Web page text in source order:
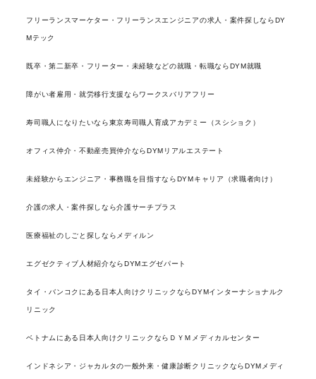
フリーランスマーケター・フリーランスエンジニアの求人・案件探しならDY
Mテック
既卒・第二新卒・フリーター・未経験などの就職・転職ならDYM就職
障がい者雇用・就労移行支援ならワークスバリアフリー
寿司職人になりたいなら東京寿司職人育成アカデミー（スシショク）
オフィス仲介・不動産売買仲介ならDYMリアルエステート
未経験からエンジニア・事務職を目指すならDYMキャリア（求職者向け）
介護の求人・案件探しなら介護サーチプラス
医療福祉のしごと探しならメディルン
エグゼクティブ人材紹介ならDYMエグゼパート
タイ・バンコクにある日本人向けクリニックならDYMインターナショナルク
リニック
ベトナムにある日本人向けクリニックならＤＹＭメディカルセンター
インドネシア・ジャカルタの一般外来・健康診断クリニックならDYMメディ